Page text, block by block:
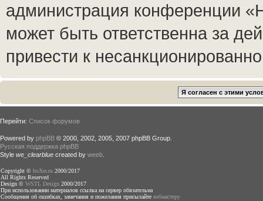
администрация конференции
может быть ответственна за
привести к
Перейти: Список форумов
Powered by phpBB © 2000, 2002, 2005, 2007 phpBB Group.
Русская поддержка phpBB
Style we_clearblue created by weeb
Copyright © boXer.ru 2000/2017
All Rights Reserved
Design © WSTL Design 2000/2017
При использовании материалов ссылка на сервер обязательна
Сообщения об ошибках, замечания и пожелания присылайте вебмастеру